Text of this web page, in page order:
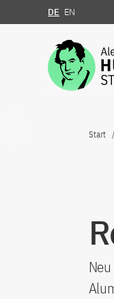
Zum Inhalt springen
DE EN
Start